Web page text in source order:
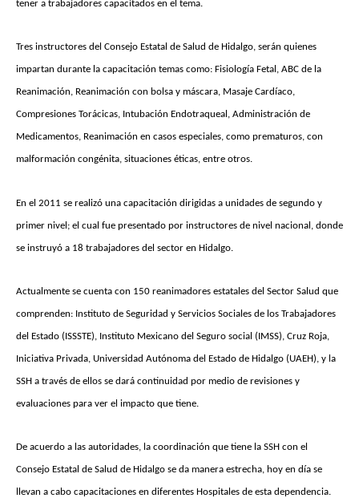
tener a trabajadores capacitados en el tema.
Tres instructores del Consejo Estatal de Salud de Hidalgo, serán quienes
impartan durante la capacitación temas como: Fisiología Fetal, ABC de la
Reanimación, Reanimación con bolsa y máscara, Masaje Cardíaco,
Compresiones Torácicas, Intubación Endotraqueal, Administración de
Medicamentos, Reanimación en casos especiales, como prematuros, con
malformación congénita, situaciones éticas, entre otros.
En el 2011 se realizó una capacitación dirigidas a unidades de segundo y
primer nivel; el cual fue presentado por instructores de nivel nacional, donde
se instruyó a 18 trabajadores del sector en Hidalgo.
Actualmente se cuenta con 150 reanimadores estatales del Sector Salud que
comprenden: Instituto de Seguridad y Servicios Sociales de los Trabajadores
del Estado (ISSSTE), Instituto Mexicano del Seguro social (IMSS), Cruz Roja,
Iniciativa Privada, Universidad Autónoma del Estado de Hidalgo (UAEH), y la
SSH a través de ellos se dará continuidad por medio de revisiones y
evaluaciones para ver el impacto que tiene.
De acuerdo a las autoridades, la coordinación que tiene la SSH con el
Consejo Estatal de Salud de Hidalgo se da manera estrecha, hoy en día se
llevan a cabo capacitaciones en diferentes Hospitales de esta dependencia.